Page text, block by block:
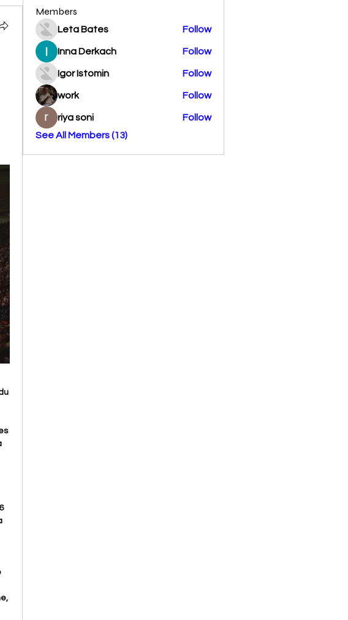
Members
Leta Bates Follow
Inna Derkach Follow
Igor Istomin Follow
work Follow
riya soni
Follow
See All Members (13)